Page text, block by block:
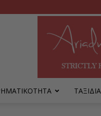
ΤΑΞΙΔΙΑ